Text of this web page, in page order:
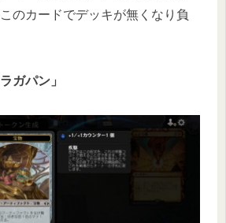
のカードでデッキが無くなり負
ガパン」